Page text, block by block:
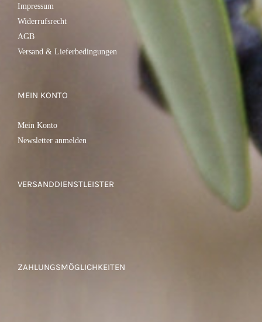
Impressum
Widerrufsrecht
AGB
Versand & Lieferbedingungen
MEIN KONTO
Mein Konto
Newsletter anmelden
VERSANDDIENSTLEISTER
ZAHLUNGSMÖGLICHKEITEN